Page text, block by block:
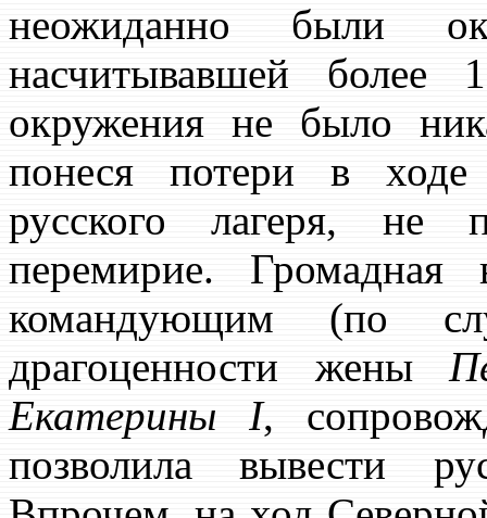
неожиданно были
насчитывавшей
окружения не было
понеся потери в
русского лагеря, не
перемирие. Громадная
командующим (по
драгоценности жены
Екатерины I,
позволила вывести